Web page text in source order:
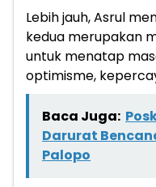
Lebih jauh, Asrul
kedua merupakan
untuk menatap
optimisme,
Baca Juga:
Darurat
Palopo